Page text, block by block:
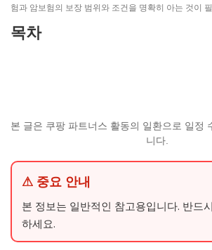
험과 암보험의 보장 범위와 조건을 명확히 아는 것이
목차
본 글은 쿠팡 파트너스 활동의 일환으로 일정
니다.
⚠ 중요 안내
본 정보는 일반적인 참고용입니다. 반드
하세요.